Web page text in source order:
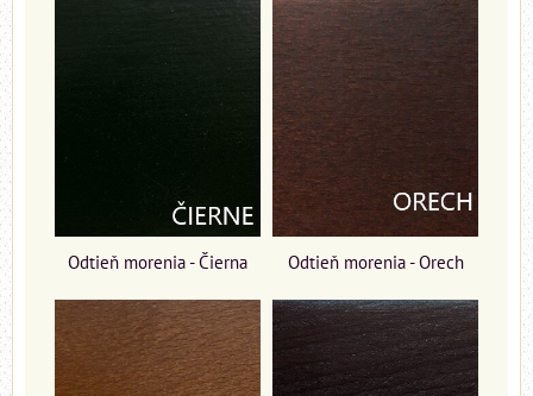
Odtieň morenia - Čierna Odtieň morenia - Orech